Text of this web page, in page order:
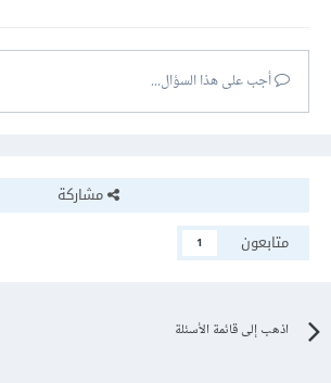
أجب على هذا السؤال...
مشاركة
متابعون
1
اذهب إلى قائمة الأسئلة